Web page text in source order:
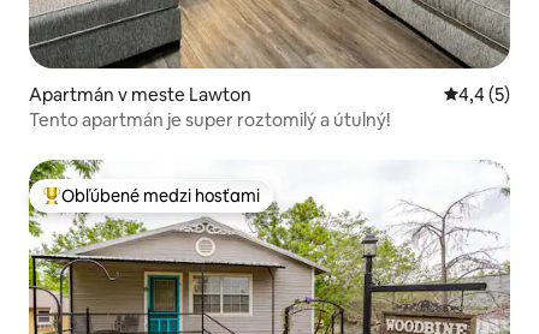
Apartmán v meste Lawton Priemerné
4,4 (5)
Tento apartmán je super roztomilý a útulný!
Najobľúbenejšie medzi hosťami
Obľúbené medzi hosťami